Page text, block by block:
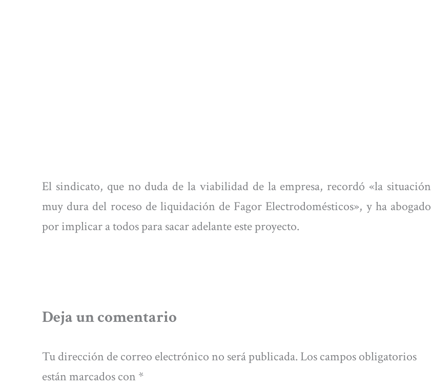
El sindicato, que no duda de la viabilidad de la empresa, recordó «la situación
muy dura del roceso de liquidación de Fagor Electrodomésticos», y ha abogado
por implicar a todos para sacar adelante este proyecto.
Deja un comentario
Tu dirección de correo electrónico no será publicada. Los campos obligatorios
están marcados con *